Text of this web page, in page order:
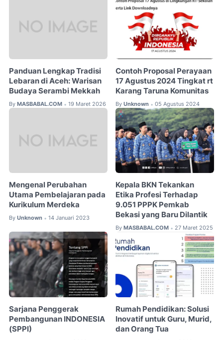
Panduan Lengkap Tradisi
Lebaran di Aceh: Warisan
Budaya Serambi Mekkah
By MASBABAL.COM • 19 Maret 2026
Contoh Proposal Perayaan
17 Agustus 2024 Tingkat rt
Karang Taruna Komunitas
By Unknown • 05 Agustus 2024
Mengenal Perubahan
Utama Pembelajaran pada
Kurikulum Merdeka
By Unknown • 14 Januari 2023
Kepala BKN Tekankan
Etika Profesi Terhadap
9.051 PPPK Pemkab
Bekasi yang Baru Dilantik
By MASBABAL.COM • 27 Maret 2025
Sarjana Penggerak
Pembangunan INDONESIA
(SPPI)
Rumah Pendidikan: Solusi
Inovatif untuk Guru, Murid,
dan Orang Tua